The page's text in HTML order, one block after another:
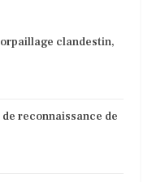
clandestin,
de reconnaissance de